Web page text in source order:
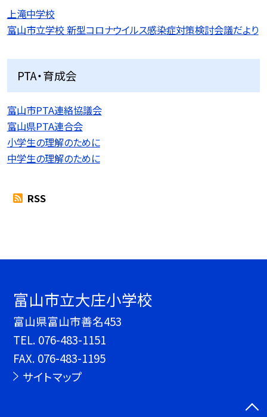
上滝中学校
富山市立学校 新型コロナウイルス感染症対策検討会議だより
PTA・育成会
富山市PTA連絡協議会
富山県PTA連合会
小学生の理解のために
中学生の理解のために
RSS
富山市立大庄小学校
富山県富山市善名453
TEL. 076-483-1151
FAX. 076-483-1195
サイトマップ